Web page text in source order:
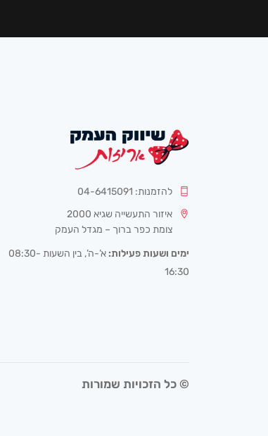
להזמנות: 04-6415091
איזור התעשייה שגיא 2000
צומת כפר ברוך – מגדל העמק
ימים ושעות פעילות:
א’-ה’, בין השעות 08:30-
16:30
© כל הזכויות שמורות